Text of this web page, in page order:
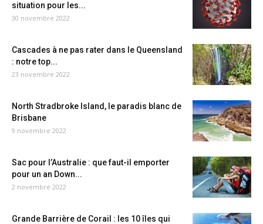
situation pour les...
30 novembre 2022
Cascades à ne pas rater dans le Queensland
: notre top...
23 novembre 2022
North Stradbroke Island, le paradis blanc de
Brisbane
9 novembre 2022
Sac pour l’Australie : que faut-il emporter
pour un an Down...
2 novembre 2022
Grande Barrière de Corail : les 10 îles qui